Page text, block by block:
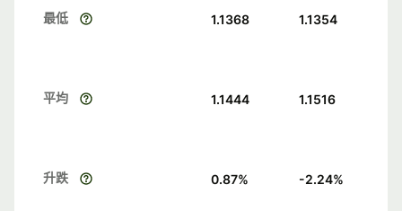
最低 1.1368 1.1354
平均 1.1444 1.1516
升跌 0.87% -2.24%